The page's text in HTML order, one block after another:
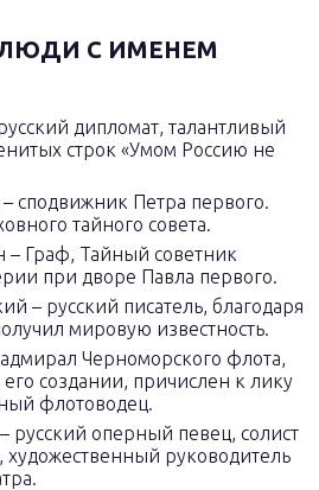
С ИМЕНЕМ
дипломат, талантливый
строк «Умом Россию не
сподвижник Петра первого.
тайного совета.
– Граф, Тайный советник
при дворе Павла первого.
– русский писатель, благодаря
мировую известность.
Черноморского флота,
создании, причислен к лику
флотоводец.
оперный певец, солист
художественный руководитель